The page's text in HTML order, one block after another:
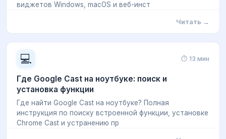
виджетов Windows, macOS и веб-инст
Читать →
💻 ⏱ 13 мин
Где Google Cast на ноутбуке: поиск и
установка функции
Где найти Google Cast на ноутбуке? Полная
инструкция по поиску встроенной функции, установке
Chrome Cast и устранению пр